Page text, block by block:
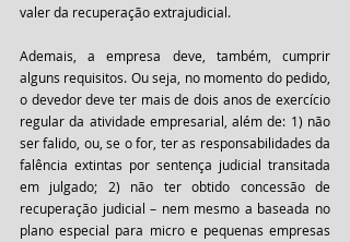
valer da recuperação extrajudicial.
Ademais, a empresa deve, também, cumprir
alguns requisitos. Ou seja, no momento do pedido,
o devedor deve ter mais de dois anos de exercício
regular da atividade empresarial, além de: 1) não
ser falido, ou, se o for, ter as responsabilidades da
falência extintas por sentença judicial transitada
em julgado; 2) não ter obtido concessão de
recuperação judicial – nem mesmo a baseada no
plano especial para micro e pequenas empresas